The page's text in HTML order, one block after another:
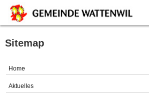
Home
Gemeinde
Sitemap
Home
Aktuelles